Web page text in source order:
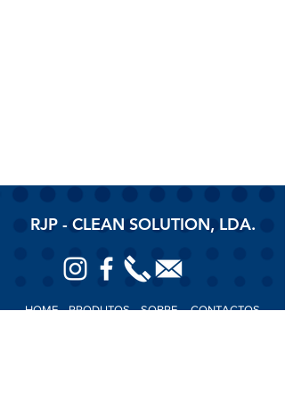
RJP - CLEAN SOLUTION, LDA.
HOMEPRODUTOSSOBRE CONTACTOS